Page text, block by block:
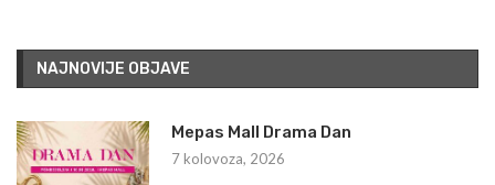
NAJNOVIJE OBJAVE
Mepas Mall Drama Dan
7 kolovoza, 2026